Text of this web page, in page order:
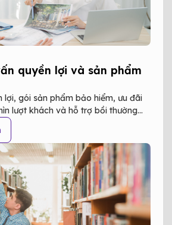
quyền lợi và sản phẩm
lợi, gói sản phẩm bảo hiểm, ưu đãi
lượt khách và hỗ trợ bồi thường
yên tâm trong mọi tình huống."